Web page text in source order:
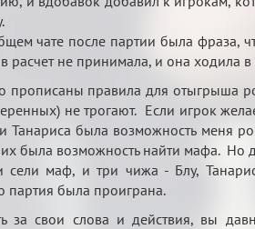
чате после партии была фраза,
не принимала, и она ходила
прописаны правила для отыгрыша
не трогают. Если игрок
Танариса была возможность меня
была возможность найти мафа. Но
маф, и три чижа - Блу,
партия была проиграна.
за свои слова и действия, вы